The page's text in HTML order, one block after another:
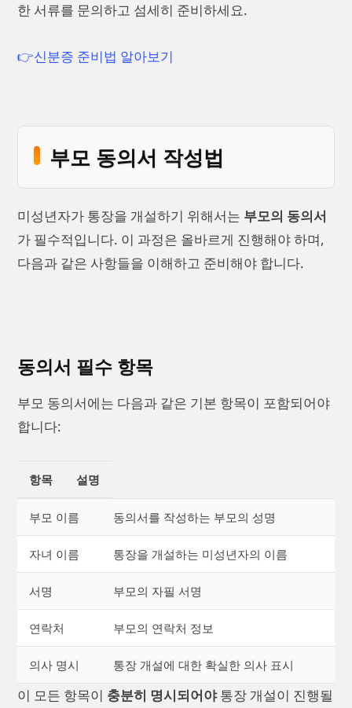
한 서류를 문의하고 섬세히 준비하세요.
👉신분증 준비법 알아보기
부모 동의서 작성법
미성년자가 통장을 개설하기 위해서는 부모의 동의서
가 필수적입니다. 이 과정은 올바르게 진행해야 하며,
다음과 같은 사항들을 이해하고 준비해야 합니다.
동의서 필수 항목
부모 동의서에는 다음과 같은 기본 항목이 포함되어야
합니다:
항목 설명
부모 이름 동의서를 작성하는 부모의 성명
자녀 이름 통장을 개설하는 미성년자의 이름
서명 부모의 자필 서명
연락처 부모의 연락처 정보
의사 명시 통장 개설에 대한 확실한 의사 표시
이 모든 항목이 충분히 명시되어야통장 개설이 진행될